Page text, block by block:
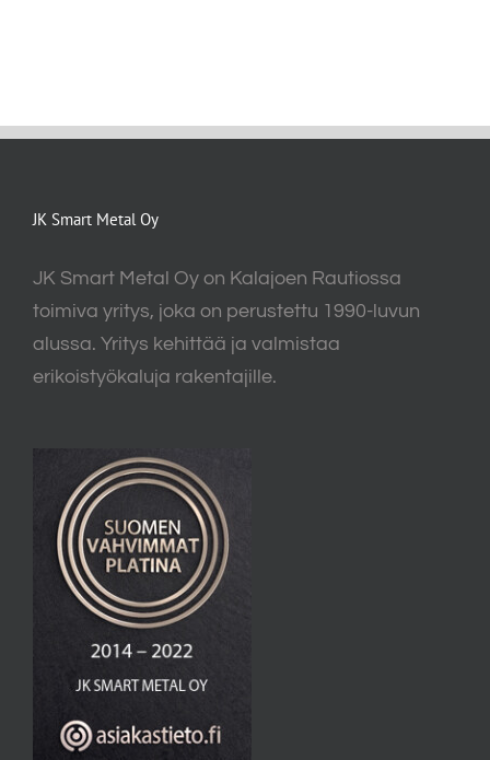
JK Smart Metal Oy
JK Smart Metal Oy on Kalajoen Rautiossa
toimiva yritys, joka on perustettu 1990-luvun
alussa. Yritys kehittää ja valmistaa
erikoistyökaluja rakentajille.